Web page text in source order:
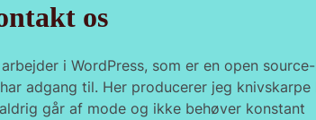
os
i WordPress, som er en open
adgang til. Her producerer jeg knivskarpe
går af mode og ikke behøver konstant